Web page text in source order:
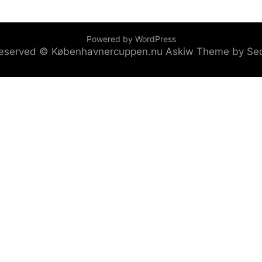
Powered by WordPress
© Københavnercuppen.nu Askiw Theme by